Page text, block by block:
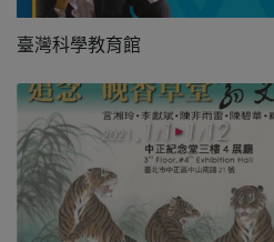
臺灣科學教育館